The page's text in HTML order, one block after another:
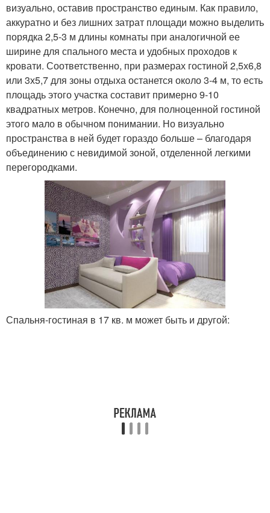
визуально, оставив пространство единым. Как правило,
аккуратно и без лишних затрат площади можно выделить
порядка 2,5-3 м длины комнаты при аналогичной ее
ширине для спального места и удобных проходов к
кровати. Соответственно, при размерах гостиной 2,5х6,8
или 3х5,7 для зоны отдыха останется около 3-4 м, то есть
площадь этого участка составит примерно 9-10
квадратных метров. Конечно, для полноценной гостиной
этого мало в обычном понимании. Но визуально
пространства в ней будет гораздо больше – благодаря
объединению с невидимой зоной, отделенной легкими
перегородками.
Спальня-гостиная в 17 кв. м может быть и другой: